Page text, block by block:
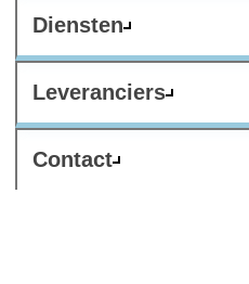
Diensten
Leveranciers
Contact